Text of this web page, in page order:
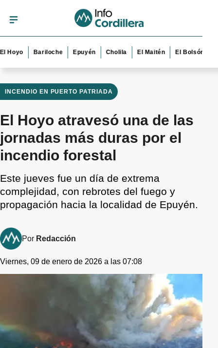
Bariloche Epuyén Cholila El Maitén El Bolsón Esquel
INCENDIO EN PUERTO PATRIADA
El Hoyo atravesó una de las
jornadas más duras por el
incendio forestal
Este jueves fue un día de extrema
complejidad, con rebrotes del fuego y
propagación hacia la localidad de Epuyén.
Por Redacción
Viernes, 09 de enero de 2026 a las 07:08